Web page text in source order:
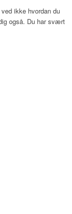
ikke hvordan du
også. Du har svært